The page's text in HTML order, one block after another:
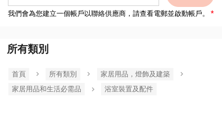
我們會為您建立一個帳戶以聯絡供應商，請查看電郵並啟動帳戶。
所有類別
首頁 所有類別
家居用品，燈飾及建築
家居用品和生活必需品
浴室裝置及配件